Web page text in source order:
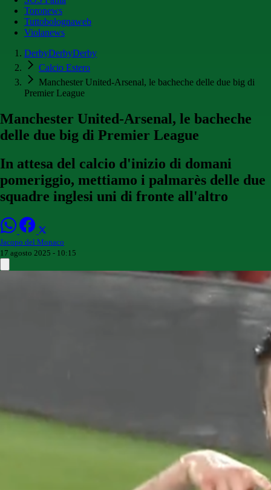
Toronews
Tuttobolognaweb
Violanews
DerbyDerbyDerby
Calcio Estero
Manchester United-Arsenal, le bacheche delle due big di
Premier League
Manchester United-Arsenal, le bacheche
delle due big di Premier League
In attesa del calcio d'inizio di domani
pomeriggio, mettiamo i palmarès delle due
squadre inglesi uni di fronte all'altro
Jacopo del Monaco
17 agosto 2025 - 10:15